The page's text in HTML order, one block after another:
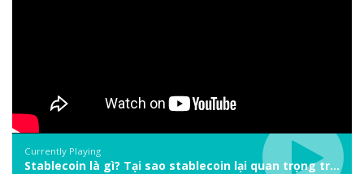
Currently Playing
Stablecoin là gì? Tại sao stablecoin lại quan trọng trong thị trường crypto? | Phổ cập Blockchain